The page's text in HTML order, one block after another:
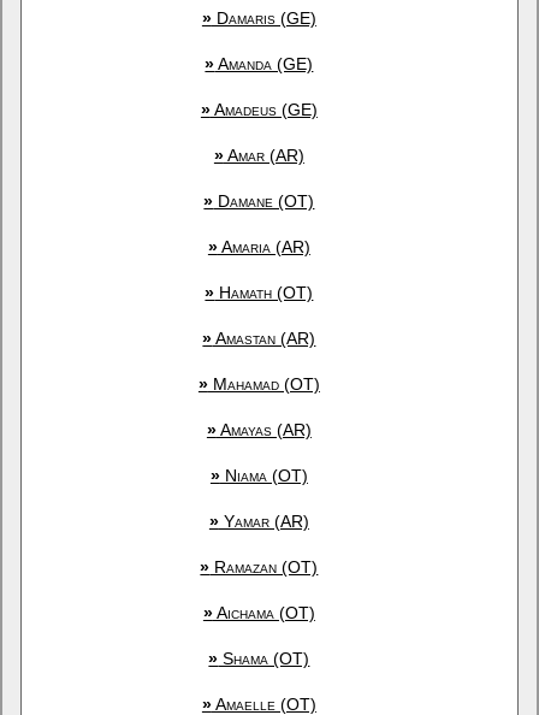
»Damaris (GE)
»Amanda (GE)
»Amadeus (GE)
»Amar (AR)
» Damane (OT)
»Amaria (AR)
» Hamath (OT)
»Amastan (AR)
»Mahamad (OT)
»Amayas (AR)
»Niama (OT)
»Yamar (AR)
» Ramazan (OT)
»Aichama (OT)
» Shama (OT)
»Amaelle (OT)